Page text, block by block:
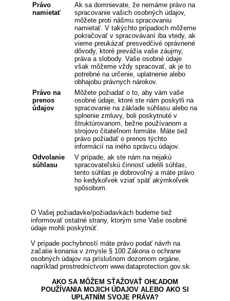
Právo
namietať
Ak sa domnievate, že nemáme právo na
spracovanie vašich osobných údajov,
môžete proti nášmu spracovaniu
namietať. V takýchto prípadoch môžeme
pokračovať v spracovávaní iba vtedy, ak
vieme preukázať presvedčivé oprávnené
dôvody, ktoré prevážia vaše záujmy,
práva a slobody. Vaše osobné údaje
však môžeme vždy spracovať, ak je to
potrebné na určenie, uplatnenie alebo
obhajobu právnych nárokov.
Právo na
prenos
údajov
Môžete požiadať o to, aby vám vaše
osobné údaje, ktoré ste nám poskytli na
spracovanie na základe súhlasu alebo na
splnenie zmluvy, boli poskytnuté v
štruktúrovanom, bežne používanom a
strojovo čitateľnom formáte. Máte tiež
právo požiadať o prenos týchto
informácií na iného správcu údajov.
Odvolanie
súhlasu
V prípade, ak ste nám na nejakú
spracovateľskú činnosť udelili súhlas,
tento súhlas je dobrovoľný a máte právo
ho kedykoľvek vziať späť akýmkoľvek
spôsobom.
O Vašej požiadavke/požiadavkách budeme tiež
informovať ostatné strany, ktorým sme Vaše osobné
údaje mohli poskytnúť.
V prípade pochybností máte právo podať návrh na
začatie konania v zmysle § 100 Zákona o ochrane
osobných údajov na príslušnom dozornom orgáne,
napríklad prostredníctvom www.dataprotection.gov.sk.
AKO SA MÔŽEM SŤAŽOVAŤ OHĽADOM
POUŽÍVANIA MOJICH ÚDAJOV ALEBO AKO SI
UPLATNÍM SVOJE PRÁVA?